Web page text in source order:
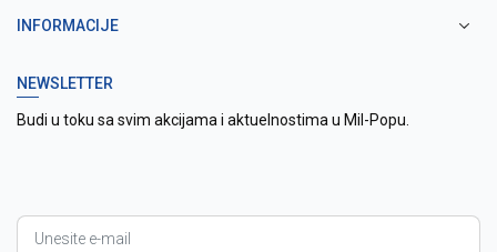
INFORMACIJE
NEWSLETTER
Budi u toku sa svim akcijama i aktuelnostima u Mil-Popu.